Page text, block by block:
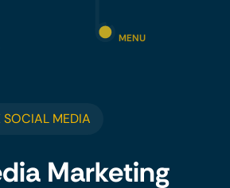
MENU
SOCIAL MEDIA
Marketing